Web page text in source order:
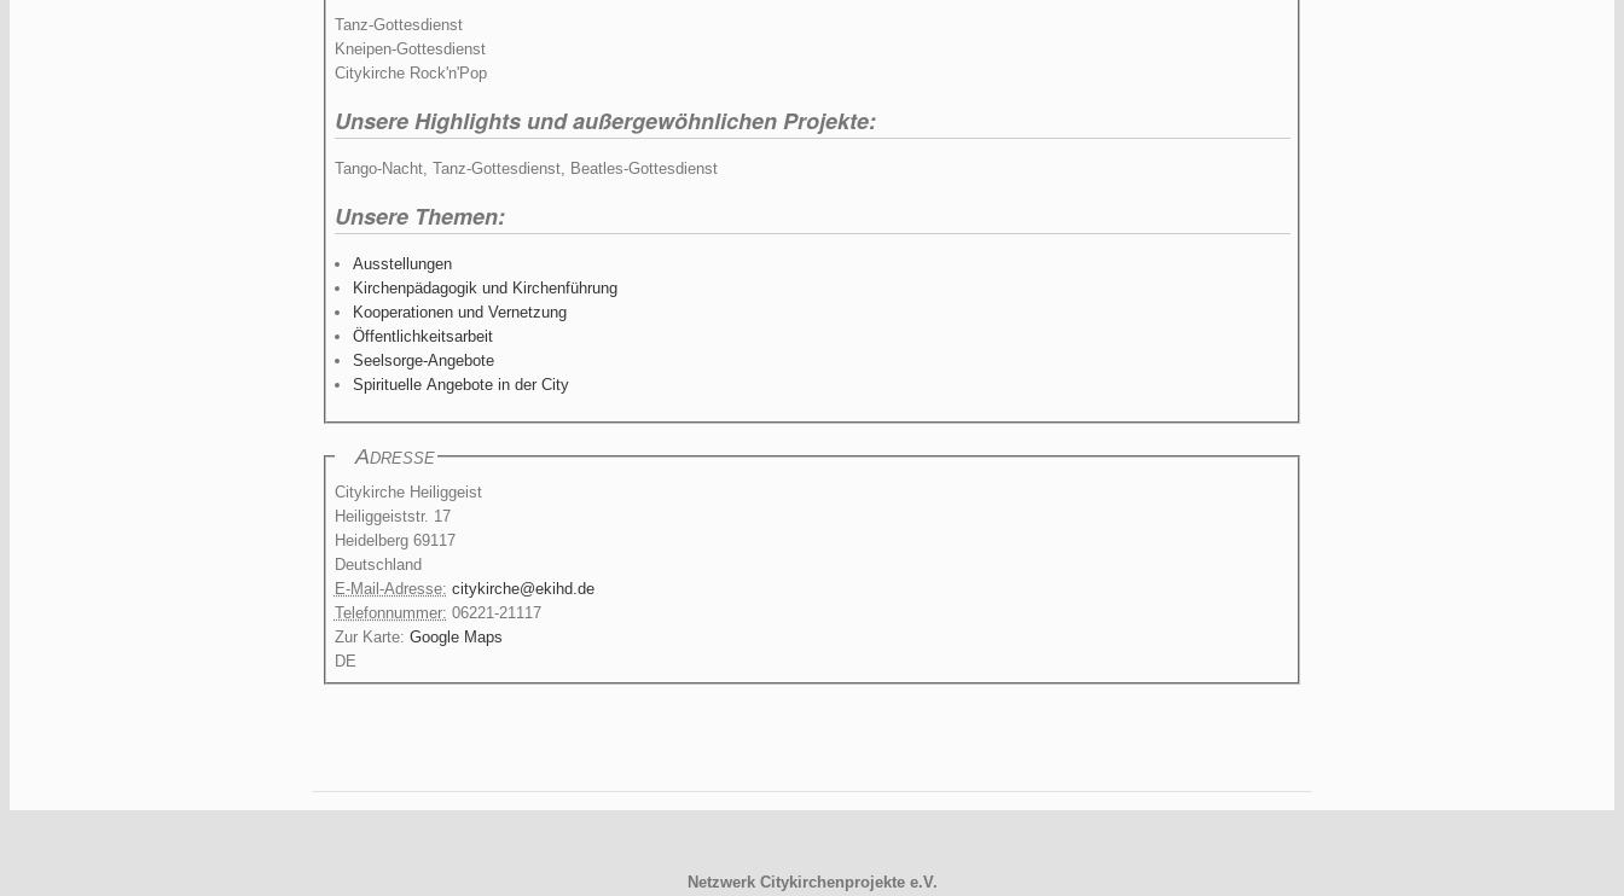
Tanz-Gottesdienst
Kneipen-Gottesdienst
Citykirche Rock'n'Pop
Unsere Highlights und außergewöhnlichen Projekte:
Tango-Nacht, Tanz-Gottesdienst, Beatles-Gottesdienst
Unsere Themen:
Ausstellungen
Kirchenpädagogik und Kirchenführung
Kooperationen und Vernetzung
Öffentlichkeitsarbeit
Seelsorge-Angebote
Spirituelle Angebote in der City
Adresse
Citykirche Heiliggeist
Heiliggeiststr. 17
Heidelberg 69117
Deutschland
E-Mail-Adresse: citykirche@ekihd.de
Telefonnummer: 06221-21117
Zur Karte: Google Maps
DE
Netzwerk Citykirchenprojekte e.V.